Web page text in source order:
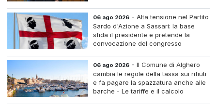
06 ago 2026 -Alta tensione nel Partito
Sardo d'Azione a Sassari: la base
sfida il presidente e pretende la
convocazione del congresso
06 ago 2026 -Il Comune di Alghero
cambia le regole della tassa sui rifiuti
e fa pagare la spazzatura anche alle
barche - Le tariffe e il calcolo